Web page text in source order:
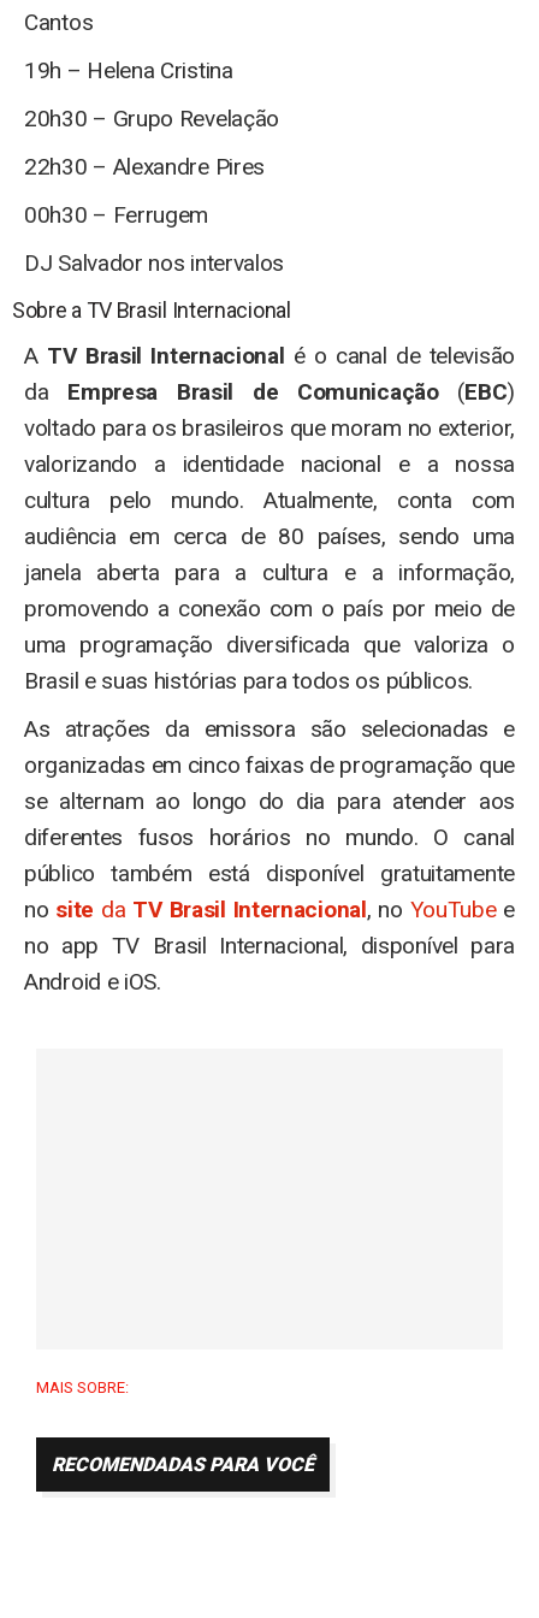
Cantos
19h – Helena Cristina
20h30 – Grupo Revelação
22h30 – Alexandre Pires
00h30 – Ferrugem
DJ Salvador nos intervalos
Sobre a TV Brasil Internacional
A TV Brasil Internacional é o canal de televisão
da Empresa Brasil de Comunicação(EBC)
voltado para os brasileiros que moram no exterior,
valorizando a identidade nacional e a nossa
cultura pelo mundo. Atualmente, conta com
audiência em cerca de 80 países, sendo uma
janela aberta para a cultura e a informação,
promovendo a conexão com o país por meio de
uma programação diversificada que valoriza o
Brasil e suas histórias para todos os públicos.
As atrações da emissora são selecionadas e
organizadas em cinco faixas de programação que
se alternam ao longo do dia para atender aos
diferentes fusos horários no mundo. O canal
público também está disponível gratuitamente
no site da TV Brasil Internacional, no YouTubee
no app TV Brasil Internacional, disponível para
Android e iOS.
MAIS SOBRE:
RECOMENDADAS PARA VOCÊ